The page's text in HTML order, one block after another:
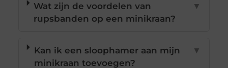
Wat zijn de voordelen van
rupsbanden op een minikraan?
▼
Kan ik een sloophamer aan mijn
minikraan toevoegen?
▼